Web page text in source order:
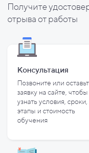
Получите
отрыва от работы
Консультация
Позвоните или
заявку на сайте, чтобы
узнать условия, сроки,
этапы и стоимость
обучения